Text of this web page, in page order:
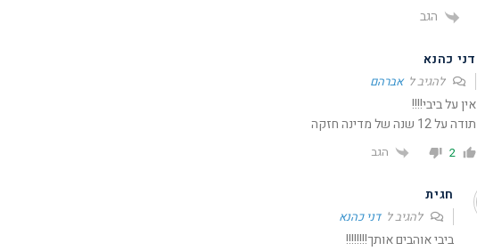
הגב
דני כהנא
להגיב לאברהם
אין על ביבי!!!!
תודה על 12 שנה של מדינה חזקה
2 הגב
חגית
להגיב לדני כהנא
ביבי אוהבים אותך!!!!!!!!